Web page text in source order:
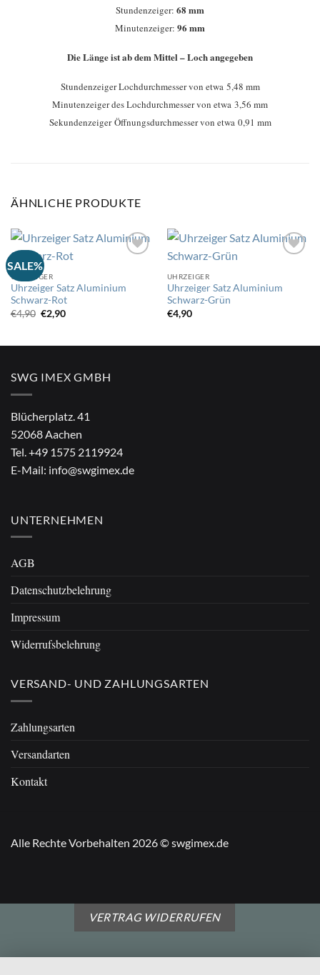
Stundenzeiger: 68 mm
Minutenzeiger: 96 mm
Die Länge ist ab dem Mittel – Loch angegeben
Stundenzeiger Lochdurchmesser von etwa 5,48 mm
Minutenzeiger des Lochdurchmesser von etwa 3,56 mm
Sekundenzeiger Öffnungsdurchmesser von etwa 0,91 mm
ÄHNLICHE PRODUKTE
SALE%
die
UHRZEIGER
Uhrzeiger Satz Aluminium
Schwarz-Rot
€4,90 Ursprünglicher
Preis
€2,90Aktueller
die
UHRZEIGER
Uhrzeiger Satz Aluminium
Schwarz-Grün
€4,90
SWG IMEX GMBH
Blücherplatz. 41
52068 Aachen
Tel.+49 1575 2119924
E-Mail: info@swgimex.de
UNTERNEHMEN
AGB
Datenschutzbelehrung
Impressum
Widerrufsbelehrung
VERSAND- UND ZAHLUNGSARTEN
Zahlungsarten
Versandarten
Kontakt
Alle Rechte Vorbehalten 2026 © swgimex.de
VERTRAG WIDERRUFEN